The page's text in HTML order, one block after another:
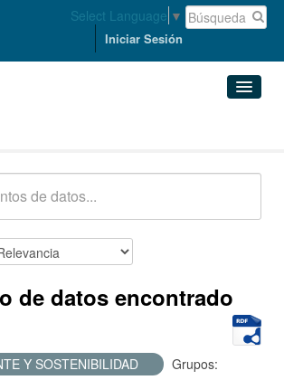
Select Language ▼
Iniciar Sesión
de datos encontrado
Y SOSTENIBILIDAD
Grupos: